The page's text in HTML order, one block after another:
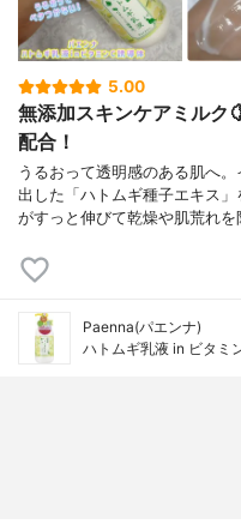
5.00
無添加スキンケアミルク
配合！
うるおって透明感のある肌へ
出した「ハトムギ種子エキス
がすっと伸びて乾燥や肌荒れ
Paenna(パエンナ)
ハトムギ乳液 in ビタミ